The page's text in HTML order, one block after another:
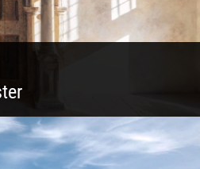
anders. Feinste